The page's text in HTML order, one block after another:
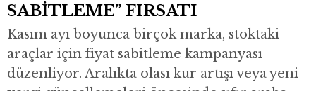
SABİTLEME” FIRSATI
Kasım ayı boyunca birçok marka, stoktaki
araçlar için fiyat sabitleme kampanyası
düzenliyor. Aralıkta olası kur artışı veya yeni